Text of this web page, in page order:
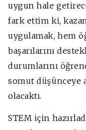
uygun hale
fark ettim ki,
uygulamak, hem
başarılarını
durumlarını
somut düşünceye
olacaktı.
STEM için